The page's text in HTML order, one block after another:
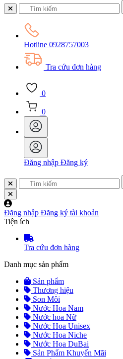
Hotline 0928757003
Tra cứu đơn hàng
0
0
Đăng nhập Đăng ký
Đăng nhập Đăng ký tài khoản
Tiện ích
Tra cứu đơn hàng
Danh mục sản phẩm
Sản phẩm
Thương hiệu
Son Môi
Nước Hoa Nam
Nước hoa Nữ
Nước Hoa Unisex
Nước Hoa Niche
Nước Hoa DuBai
Sản Phẩm Khuyến Mãi